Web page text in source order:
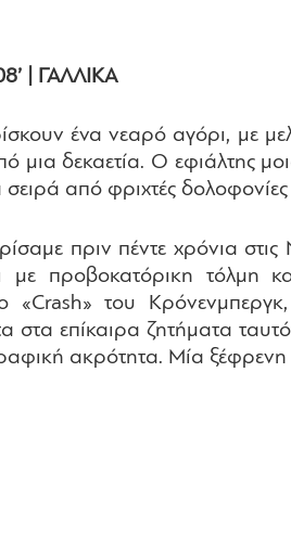
| ΓΑΛΛΙΚΑ
ένα νεαρό αγόρι, με
δεκαετία. Ο εφιάλτης
από φριχτές
πριν πέντε χρόνια
με προβοκατόρικη
«Crash» του
στα επίκαιρα ζητήματα
ακρότητα. Μία